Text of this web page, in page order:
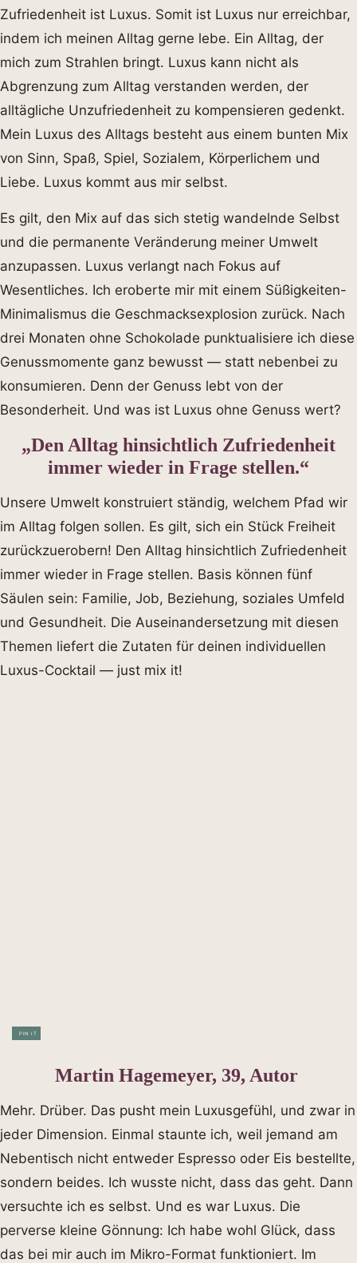
Zufriedenheit ist Luxus. Somit ist Luxus nur erreichbar,
indem ich meinen Alltag gerne lebe. Ein Alltag, der
mich zum Strahlen bringt. Luxus kann nicht als
Abgrenzung zum Alltag verstanden werden, der
alltägliche Unzufriedenheit zu kompensieren gedenkt.
Mein Luxus des Alltags besteht aus einem bunten Mix
von Sinn, Spaß, Spiel, Sozialem, Körperlichem und
Liebe. Luxus kommt aus mir selbst.
Es gilt, den Mix auf das sich stetig wandelnde Selbst
und die permanente Veränderung meiner Umwelt
anzupassen. Luxus verlangt nach Fokus auf
Wesentliches. Ich eroberte mir mit einem Süßigkeiten-
Minimalismus die Geschmacksexplosion zurück. Nach
drei Monaten ohne Schokolade punktualisiere ich diese
Genussmomente ganz bewusst — statt nebenbei zu
konsumieren. Denn der Genuss lebt von der
Besonderheit. Und was ist Luxus ohne Genuss wert?
„Den Alltag hinsichtlich Zufriedenheit
immer wieder in Frage stellen.“
Unsere Umwelt konstruiert ständig, welchem Pfad wir
im Alltag folgen sollen. Es gilt, sich ein Stück Freiheit
zurückzuerobern! Den Alltag hinsichtlich Zufriedenheit
immer wieder in Frage stellen. Basis können fünf
Säulen sein: Familie, Job, Beziehung, soziales Umfeld
und Gesundheit. Die Auseinandersetzung mit diesen
Themen liefert die Zutaten für deinen individuellen
Luxus-Cocktail — just mix it!
PIN IT
Martin Hagemeyer, 39, Autor
Mehr. Drüber. Das pusht mein Luxusgefühl, und zwar in
jeder Dimension. Einmal staunte ich, weil jemand am
Nebentisch nicht entweder Espresso oder Eis bestellte,
sondern beides. Ich wusste nicht, dass das geht. Dann
versuchte ich es selbst. Und es war Luxus. Die
perverse kleine Gönnung: Ich habe wohl Glück, dass
das bei mir auch im Mikro-Format funktioniert. Im